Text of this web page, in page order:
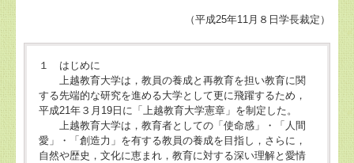
（平成25年11月８日学長裁定）
１ はじめに
上越教育大学は，教員の養成と再教育を担い教育に関
する先端的な研究を進める大学として更に飛躍するため，
平成21年３月19日に「上越教育大学憲章」を制定した。
上越教育大学は，教育者としての「使命感」・「人間
愛」・「創造力」を有する教員の養成を目指し，さらに，
自然や歴史，文化に恵まれ，教育に対する深い理解と愛情